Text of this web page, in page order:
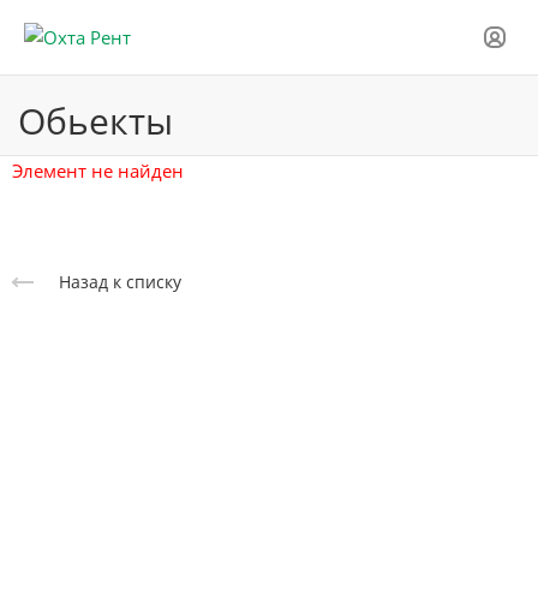
Обьекты
Элемент не найден
Назад к списку